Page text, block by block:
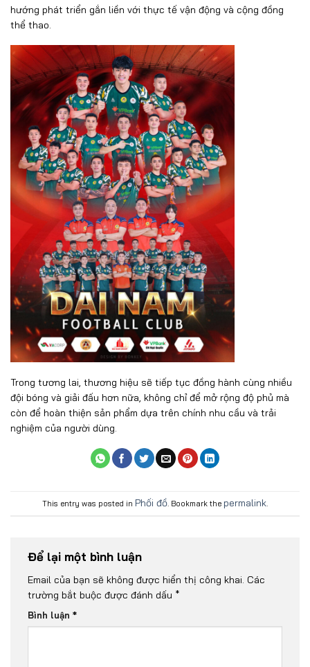
hướng phát triển gắn liền với thực tế vận động và cộng đồng
thể thao.
Trong tương lai, thương hiệu sẽ tiếp tục đồng hành cùng nhiều
đội bóng và giải đấu hơn nữa, không chỉ để mở rộng độ phủ mà
còn để hoàn thiện sản phẩm dựa trên chính nhu cầu và trải
nghiệm của người dùng.
This entry was posted in Phối đồ. Bookmark the permalink.
Để lại một bình luận
Email của bạn sẽ không được hiển thị công khai. Các
trường bắt buộc được đánh dấu *
Bình luận *